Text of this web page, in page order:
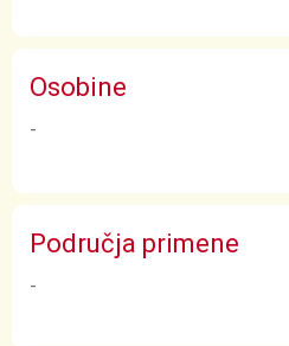
Osobine
-
Područja primene
-